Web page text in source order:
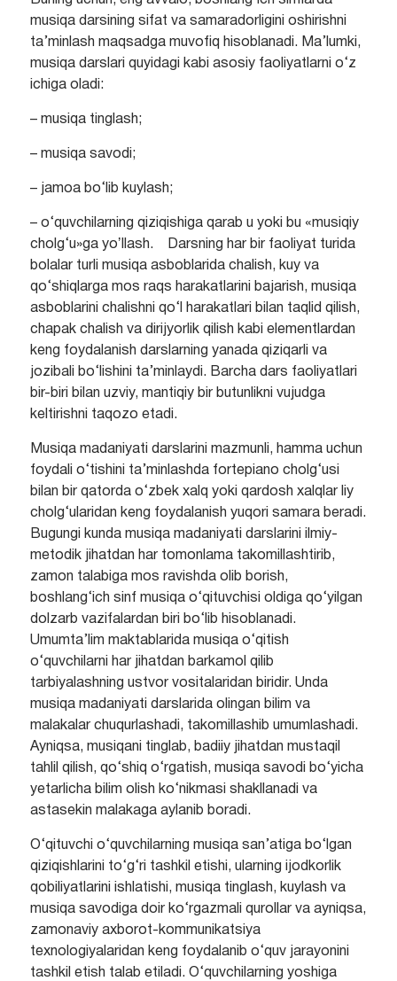
musiqa darsining sifat va samaradorligini oshirishni
ta’minlash maqsadga muvofiq hisoblanadi. Ma’lumki,
musiqa darslari quyidagi kabi asosiy faoliyatlarni o‘z
ichiga oladi:
– musiqa tinglash;
– musiqa savodi;
– jamoa bo‘lib kuylash;
– o‘quvchilarning qiziqishiga qarab u yoki bu «musiqiy
cholg‘u»ga yoʼllash. Darsning har bir faoliyat turida
bolalar turli musiqa asboblarida chalish, kuy va
qo‘shiqlarga mos raqs harakatlarini bajarish, musiqa
asboblarini chalishni qo‘l harakatlari bilan taqlid qilish,
chapak chalish va dirijyorlik qilish kabi elementlardan
keng foydalanish darslarning yanada qiziqarli va
jozibali bo‘lishini ta’minlaydi. Barcha dars faoliyatlari
bir-biri bilan uzviy, mantiqiy bir butunlikni vujudga
keltirishni taqozo etadi.
Musiqa madaniyati darslarini mazmunli, hamma uchun
foydali o‘tishini ta’minlashda fortepiano cholg‘usi
bilan bir qatorda o‘zbek xalq yoki qardosh xalqlar liy
cholg‘ularidan keng foydalanish yuqori samara beradi.
Bugungi kunda musiqa madaniyati darslarini ilmiy-
metodik jihatdan har tomonlama takomillashtirib,
zamon talabiga mos ravishda olib borish,
boshlang‘ich sinf musiqa o‘qituvchisi oldiga qo‘yilgan
dolzarb vazifalardan biri bo‘lib hisoblanadi.
Umumta’lim maktablarida musiqa o‘qitish
o‘quvchilarni har jihatdan barkamol qilib
tarbiyalashning ustvor vositalaridan biridir. Unda
musiqa madaniyati darslarida olingan bilim va
malakalar chuqurlashadi, takomillashib umumlashadi.
Ayniqsa, musiqani tinglab, badiiy jihatdan mustaqil
tahlil qilish, qo‘shiq o‘rgatish, musiqa savodi bo‘yicha
yetarlicha bilim olish ko‘nikmasi shakllanadi va
astasekin malakaga aylanib boradi.
O‘qituvchi o‘quvchilarning musiqa san’atiga bo‘lgan
qiziqishlarini to‘g‘ri tashkil etishi, ularning ijodkorlik
qobiliyatlarini ishlatishi, musiqa tinglash, kuylash va
musiqa savodiga doir ko‘rgazmali qurollar va ayniqsa,
zamonaviy axborot-kommunikatsiya
texnologiyalaridan keng foydalanib o‘quv jarayonini
tashkil etish talab etiladi. O‘quvchilarning yoshiga